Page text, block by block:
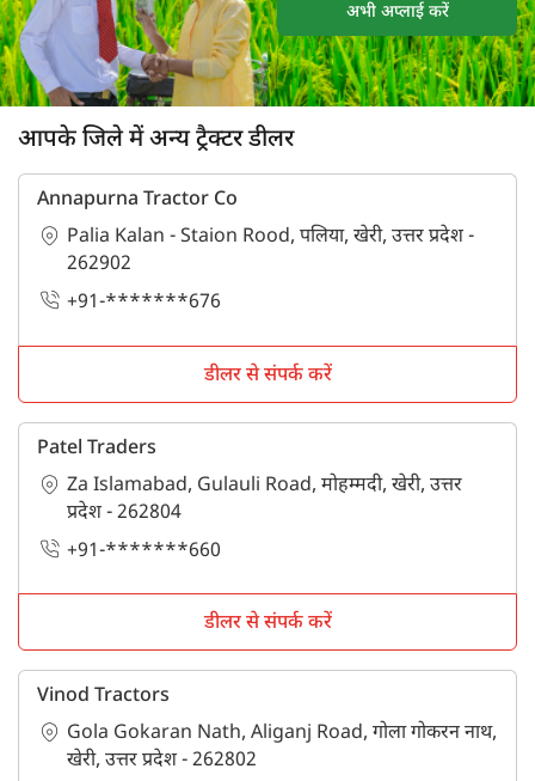
अभी अप्लाई करें
आपके जिले में अन्य ट्रैक्टर डीलर
Annapurna Tractor Co
Palia Kalan - Staion Rood, पलिया, खेरी, उत्तर प्रदेश -
262902
+91-*******676
डीलर से संपर्क करें
Patel Traders
Za Islamabad, Gulauli Road, मोहम्मदी, खेरी, उत्तर
प्रदेश - 262804
+91-*******660
डीलर से संपर्क करें
Vinod Tractors
Gola Gokaran Nath, Aliganj Road, गोला गोकरन नाथ,
खेरी, उत्तर प्रदेश - 262802